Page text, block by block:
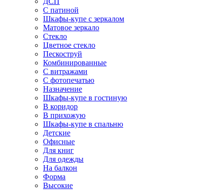
С патиной
Шкафы-купе с зеркалом
Матовое зеркало
Стекло
Цветное стекло
Пескоструй
Комбинированные
С витражами
С фотопечатью
Назначение
Шкафы-купе в гостиную
В коридор
В прихожую
Шкафы-купе в спальню
Детские
Офисные
Для книг
Для одежды
На балкон
Форма
Высокие